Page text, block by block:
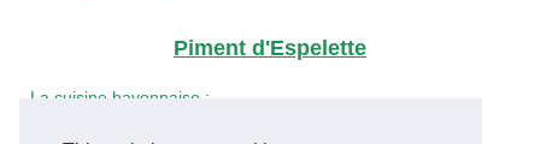
Piment d'Espelette
La cuisine bayonnaise :...